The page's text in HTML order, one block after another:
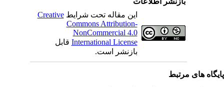
این مقاله تحت شرایطCreative
Commons Attribution-
NonCommercial 4.0
International Licenseقابل
بازنشر است.
های مرتبط